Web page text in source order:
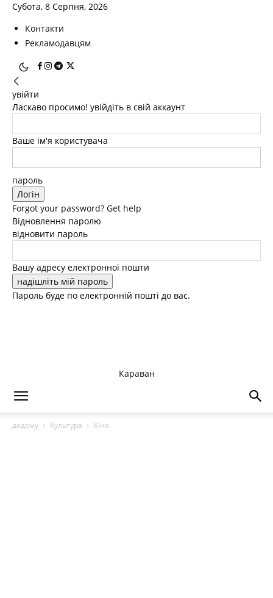
Субота, 8 Серпня, 2026
Контакти
Рекламодавцям
увійти
Ласкаво просимо! увійдіть в свій аккаунт
Ваше ім'я користувача
пароль
Forgot your password? Get help
Відновлення паролю
відновити пароль
Вашу адресу електронної пошти
Пароль буде по електронній пошті до вас.
Караван
додому Культура Кіно